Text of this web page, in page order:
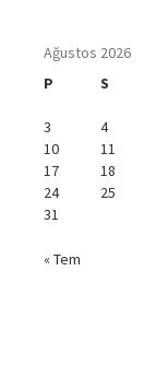
Ağustos 2026
P
S
3
4
10
11
17
18
24
25
31
« Tem